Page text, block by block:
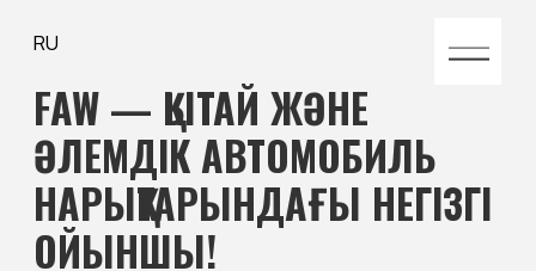
FAW — ҚЫТАЙ ЖӘНЕ
ӘЛЕМДІК АВТОМОБИЛЬ
НАРЫҚТАРЫНДАҒЫ НЕГІЗГІ
ОЙЫНШЫ!
FAW — China First Automotive Group Corporation
(қыстартылғанда FAW), бұрын «Алғашқы
автомобиль зауыты» деген атпен танымал